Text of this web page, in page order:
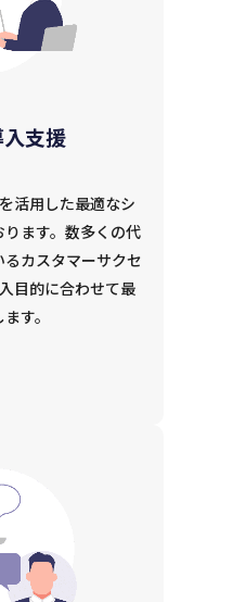
支援
を活用した最適なシ
ます。数多くの代
カスタマーサクセ
目的に合わせて最
す。